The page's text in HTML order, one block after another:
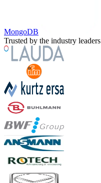
MongoDB
Trusted by the industry leaders